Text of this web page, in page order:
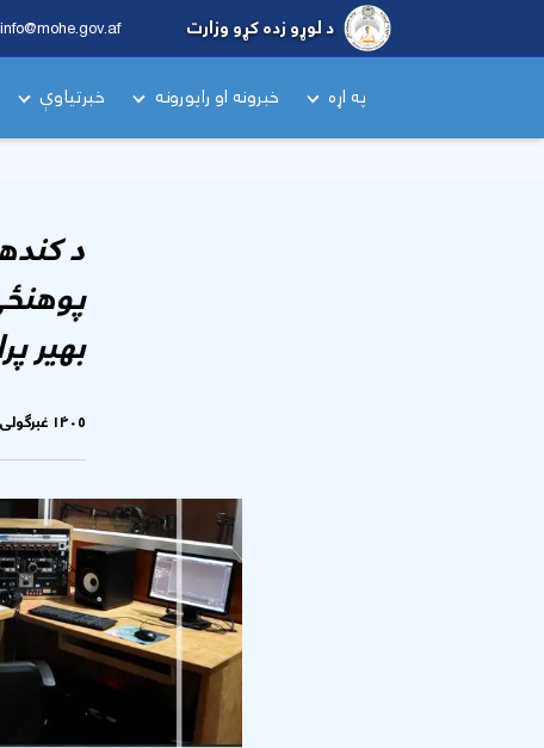
د لوړو زده کړو وزارت info@mohe.gov.af
په اړه خبرونه او راپورونه خبرتیاوې
د
بهیر
۱۴۰۵ غبرگولی ۱۸